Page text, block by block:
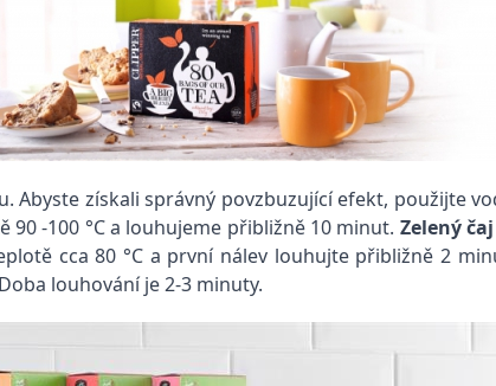
Abyste získali správný povzbuzující efekt, použijte
90 -100 °C a louhujeme přibližně 10 minut. Zelený čaj
cca 80 °C a první nálev louhujte přibližně 2
louhování je 2-3 minuty.